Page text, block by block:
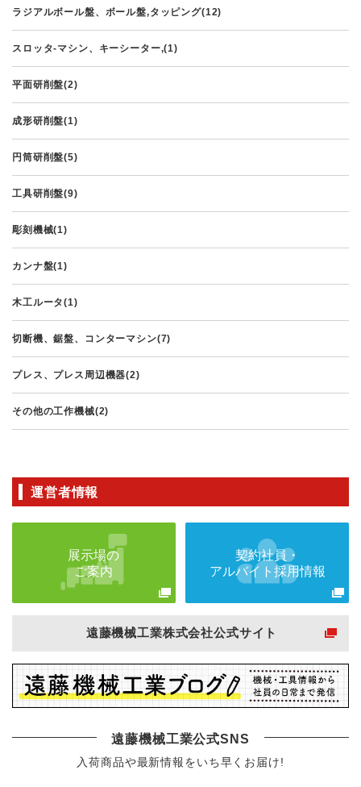
ラジアルボール盤、ボール盤,タッピング(12)
スロッタ-マシン、キーシーター,(1)
平面研削盤(2)
成形研削盤(1)
円筒研削盤(5)
工具研削盤(9)
彫刻機械(1)
カンナ盤(1)
木工ルータ(1)
切断機、鋸盤、コンターマシン(7)
プレス、プレス周辺機器(2)
その他の工作機械(2)
運営者情報
展示場の
ご案内
契約社員・
アルバイト採用情報
遠藤機械工業株式会社公式サイト
遠藤機械工業公式SNS
入荷商品や最新情報をいち早くお届け!